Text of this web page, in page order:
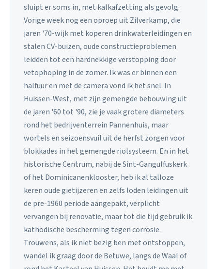
sluipt er soms in, met kalkafzetting als gevolg.
Vorige week nog een oproep uit Zilverkamp, die
jaren '70-wijk met koperen drinkwaterleidingen en
stalen CV-buizen, oude constructieproblemen
leidden tot een hardnekkige verstopping door
vetophoping in de zomer. Ik was er binnen een
halfuur en met de camera vond ik het snel. In
Huissen-West, met zijn gemengde bebouwing uit
de jaren '60 tot '90, zie je vaak grotere diameters
rond het bedrijventerrein Pannenhuis, maar
wortels en seizoensvuil uit de herfst zorgen voor
blokkades in het gemengde riolsysteem. En in het
historische Centrum, nabij de Sint-Gangulfuskerk
of het Dominicanenklooster, heb ik al talloze
keren oude gietijzeren en zelfs loden leidingen uit
de pre-1960 periode aangepakt, verplicht
vervangen bij renovatie, maar tot die tijd gebruik ik
kathodische bescherming tegen corrosie.
Trouwens, als ik niet bezig ben met ontstoppen,
wandel ik graag door de Betuwe, langs de Waal of